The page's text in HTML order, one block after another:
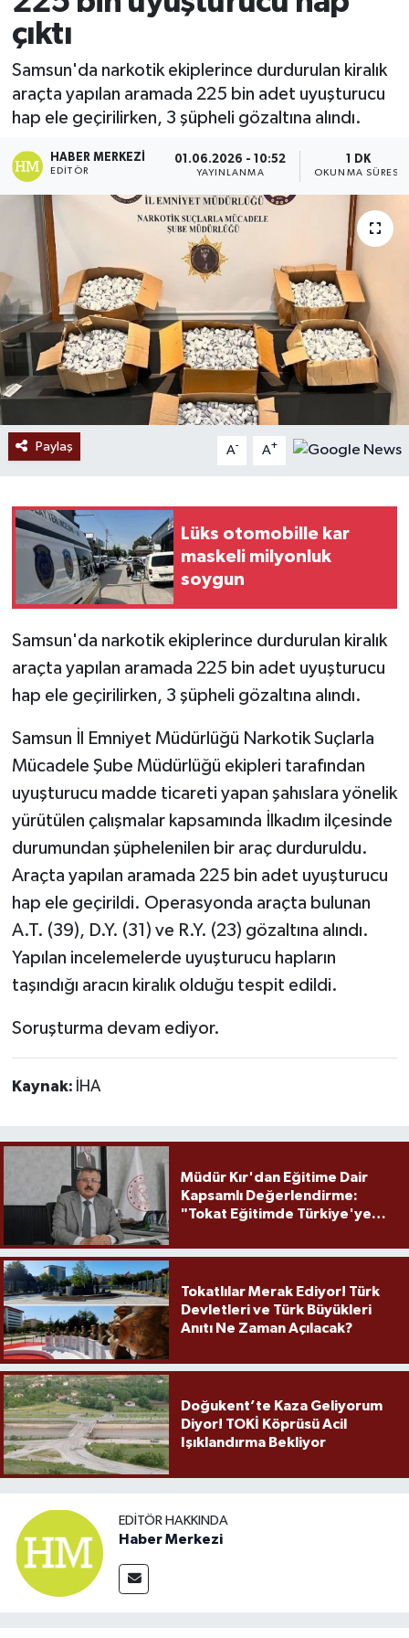
çıktı
Samsun'da narkotik ekiplerince durdurulan kiralık
araçta yapılan aramada 225 bin adet uyuşturucu
hap ele geçirilirken, 3 şüpheli gözaltına alındı.
HABER MERKEZI
EDITÖR
01.06.2026 - 10:52
YAYINLANMA
1 DK
OKUNMA SÜRESI
Paylaş A- A+
Lüks otomobille kar
maskeli milyonluk
soygun
Samsun'da narkotik ekiplerince durdurulan kiralık
araçta yapılan aramada 225 bin adet uyuşturucu
hap ele geçirilirken, 3 şüpheli gözaltına alındı.
Samsun İl Emniyet Müdürlüğü Narkotik Suçlarla
Mücadele Şube Müdürlüğü ekipleri tarafından
uyuşturucu madde ticareti yapan şahıslara yönelik
yürütülen çalışmalar kapsamında İlkadım ilçesinde
durumundan şüphelenilen bir araç durduruldu.
Araçta yapılan aramada 225 bin adet uyuşturucu
hap ele geçirildi. Operasyonda araçta bulunan
A.T. (39), D.Y. (31) ve R.Y. (23) gözaltına alındı.
Yapılan incelemelerde uyuşturucu hapların
taşındığı aracın kiralık olduğu tespit edildi.
Soruşturma devam ediyor.
Kaynak: İHA
Müdür Kır'dan Eğitime Dair
Kapsamlı Değerlendirme:
"Tokat Eğitimde Türkiye'ye
Tokatlılar Merak Ediyor! Türk
Devletleri ve Türk Büyükleri
Anıtı Ne Zaman Açılacak?
Doğukent’te Kaza Geliyorum
Diyor! TOKİ Köprüsü Acil
Işıklandırma Bekliyor
EDITÖR HAKKINDA
Haber Merkezi
Ekonomi
Sağlık
Tokat Haber